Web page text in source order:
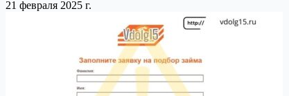
21 февраля 2025 г.